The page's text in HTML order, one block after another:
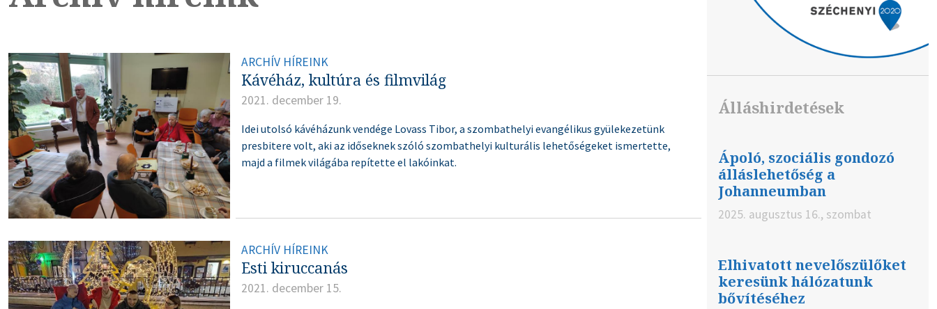
ARCHÍV HÍREINK
Kávéház, kultúra és filmvilág
2021. december 19.
Idei utolsó kávéházunk vendége Lovass Tibor, a szombathelyi evangélikus gyülekezetünk
presbitere volt, aki az időseknek szóló szombathelyi kulturális lehetőségeket ismertette,
majd a filmek világába repítette el lakóinkat.
ARCHÍV HÍREINK
Esti kiruccanás
2021. december 15.
Álláshirdetések
Ápoló, szociális gondozó
álláslehetőség a
Johanneumban
2025. augusztus 16., szombat
Elhivatott nevelőszülőket
keresünk hálózatunk
bővítéséhez